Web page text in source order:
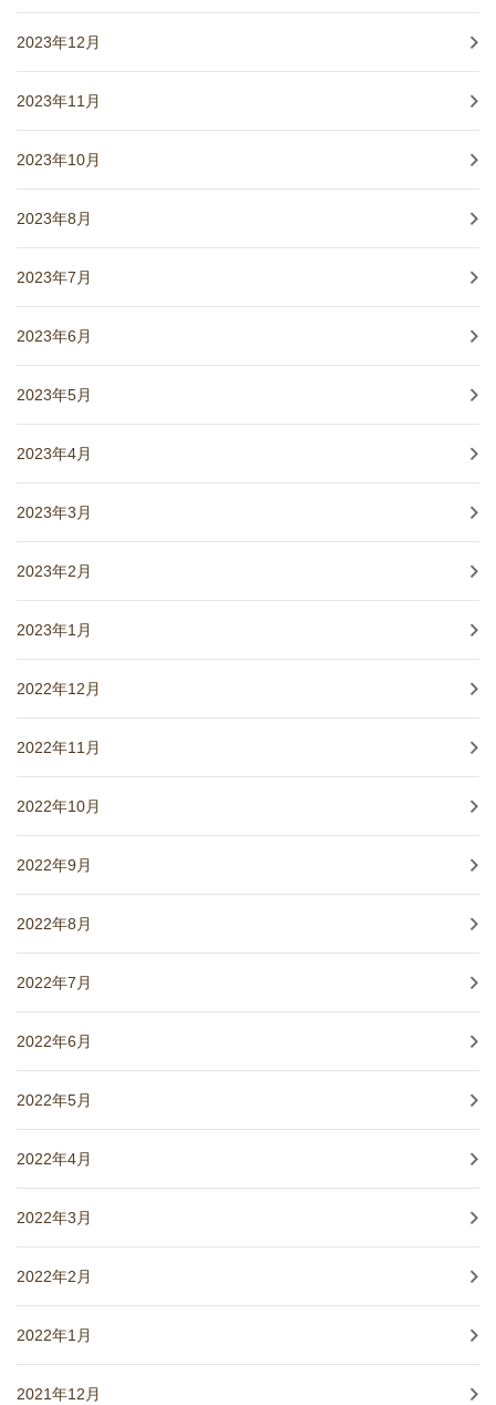
2023年12月
2023年11月
2023年10月
2023年8月
2023年7月
2023年6月
2023年5月
2023年4月
2023年3月
2023年2月
2023年1月
2022年12月
2022年11月
2022年10月
2022年9月
2022年8月
2022年7月
2022年6月
2022年5月
2022年4月
2022年3月
2022年2月
2022年1月
2021年12月